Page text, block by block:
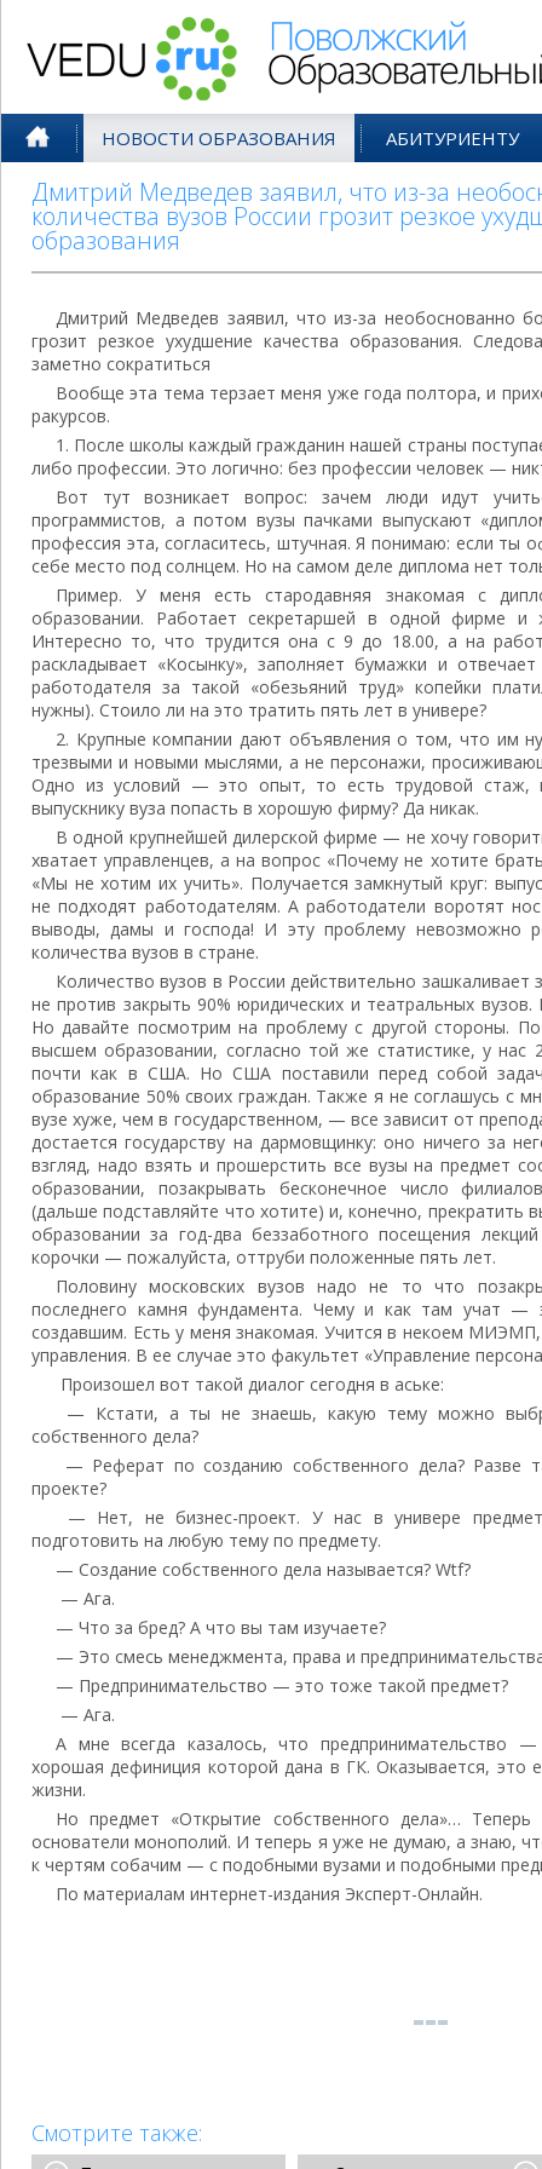
НОВОСТИ ОБРАЗОВАНИЯ АБИТУРИЕНТУ
Дмитрий Медведев заявил, что из-за
количества вузов России грозит резкое
образования
Дмитрий Медведев заявил, что из-за необоснованно
грозит резкое ухудшение качества образования.
заметно сократиться
Вообще эта тема терзает меня уже года полтора, и
ракурсов.
1. После школы каждый гражданин нашей страны
либо профессии. Это логично: без профессии человек —
Вот тут возникает вопрос: зачем люди идут
программистов, а потом вузы пачками выпускают
профессия эта, согласитесь, штучная. Я понимаю: если ты
себе место под солнцем. Но на самом деле диплома нет
Пример. У меня есть стародавняя знакомая с
образовании. Работает секретаршей в одной фирме и
Интересно то, что трудится она с 9 до 18.00, а на
раскладывает «Косынку», заполняет бумажки и
работодателя за такой «обезьяний труд» копейки
нужны). Стоило ли на это тратить пять лет в универе?
2. Крупные компании дают объявления о том, что им
трезвыми и новыми мыслями, а не персонажи,
Одно из условий — это опыт, то есть трудовой стаж,
выпускнику вуза попасть в хорошую фирму? Да никак.
В одной крупнейшей дилерской фирме — не хочу
хватает управленцев, а на вопрос «Почему не хотите
«Мы не хотим их учить». Получается замкнутый круг:
не подходят работодателям. А работодатели воротят
выводы, дамы и господа! И эту проблему невозможно
количества вузов в стране.
Количество вузов в России дейст­вительно
не против закрыть 90% юридических и теат­ральных
Но давайте посмот­рим на проблему с другой стороны.
высшем образовании, согласно той же статистике, у нас
почти как в США. Но США поставили перед собой
образование 50% своих граждан. Также я не соглашусь с
вузе хуже, чем в государственном, — все зависит от
достается государству на дармовщинку: оно ничего за
взгляд, надо взять и прошерстить все вузы на предмет
образовании, позакрывать бесконечное число
(дальше подставляйте что хотите) и, конечно,
образовании за год-два беззаботного посещения
корочки — пожалуйста, оттруби положенные пять лет.
Половину московских вузов надо не то что
последнего камня фундамента. Чему и как там учат
создавшим. Есть у меня знакомая. Учится в некоем МИЭМП,
управления. В ее случае это факультет «Управление
Произошел вот такой диалог сегодня в аське:
— Кстати, а ты не знаешь, какую тему можно
собственного дела?
— Реферат по созданию собственного дела? Разве
проекте?
— Нет, не бизнес-проект. У нас в универе
подготовить на любую тему по предмету.
— Создание собственного дела называется? Wtf?
— Ага.
— Что за бред? А что вы там изучаете?
— Это смесь менеджмента, права и
— Предпринимательство — это тоже такой предмет?
— Ага.
А мне всегда казалось, что предпринимательство
хорошая дефиниция которой дана в ГК. Оказывается,
жизни.
Но предмет «Открытие собственного дела»…
основатели монополий. И теперь я уже не думаю, а знаю,
к чертям собачим — с подобными вузами и подобными
По материалам интернет-издания Эксперт-Онлайн.
Смотрите также: